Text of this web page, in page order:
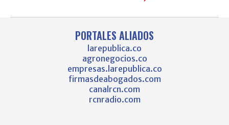
PORTALES ALIADOS
larepublica.co
agronegocios.co
empresas.larepublica.co
firmasdeabogados.com
canalrcn.com
rcnradio.com